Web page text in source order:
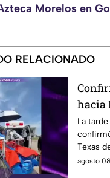
Morelos en
RELACIONADO
hacia
de
La
Texas
años
agosto